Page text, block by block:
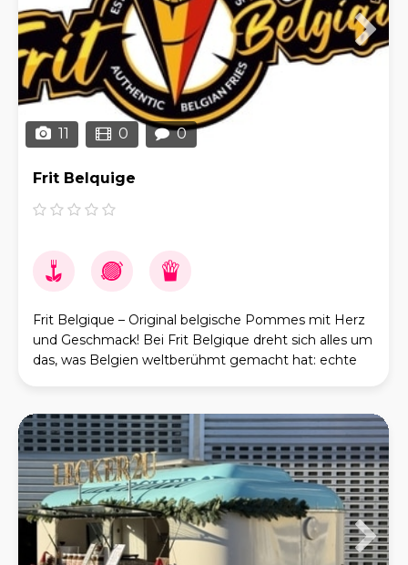
11 0 0
Frit Belquige
Frit Belgique – Original belgische Pommes mit Herz
und Geschmack! Bei Frit Belgique dreht sich alles um
das, was Belgien weltberühmt gemacht hat: echte